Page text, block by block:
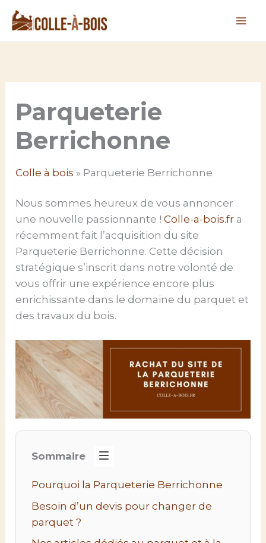
Aller
au
contenu
Parqueterie
Berrichonne
Colle à bois » Parqueterie Berrichonne
Nous sommes heureux de vous annoncer
une nouvelle passionnante !Colle-a-bois.fr a
récemment fait l’acquisition du site
Parqueterie Berrichonne. Cette décision
stratégique s’inscrit dans notre volonté de
vous offrir une expérience encore plus
enrichissante dans le domaine du parquet et
des travaux du bois.
Sommaire
Pourquoi la Parqueterie Berrichonne
Besoin d’un devis pour changer de
parquet ?